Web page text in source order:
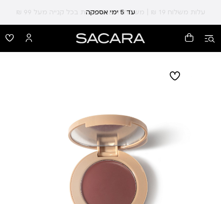
עלות משלוח 19 ₪ | משלוח חינם עד הבית בכל קנייה מעל 99 ₪ עד 5 ימי אספקה